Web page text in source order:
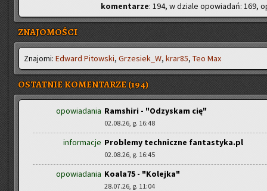
ko­men­ta­rze: 194, w dzia­le opo­wia­dań: 169,
ZNAJOMOŚCI
Zna­jo­mi: Edward Pi­tow­ski, Grze­siek_W, kra­r85, Teo Max
OSTATNIE KOMENTARZE (194)
opowiadania Ramshiri - "Odzyskam cię"
02.08.26, g. 16:48
informacje Problemy techniczne fantastyka.pl
02.08.26, g. 16:45
opowiadania Koala75 - "Kolejka"
28.07.26, g. 11:04